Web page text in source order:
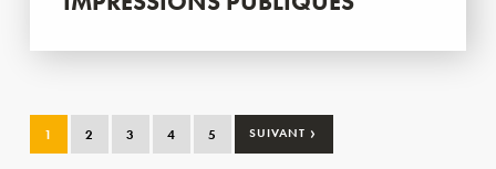
1 2 3 4 5 SUIVANT ›